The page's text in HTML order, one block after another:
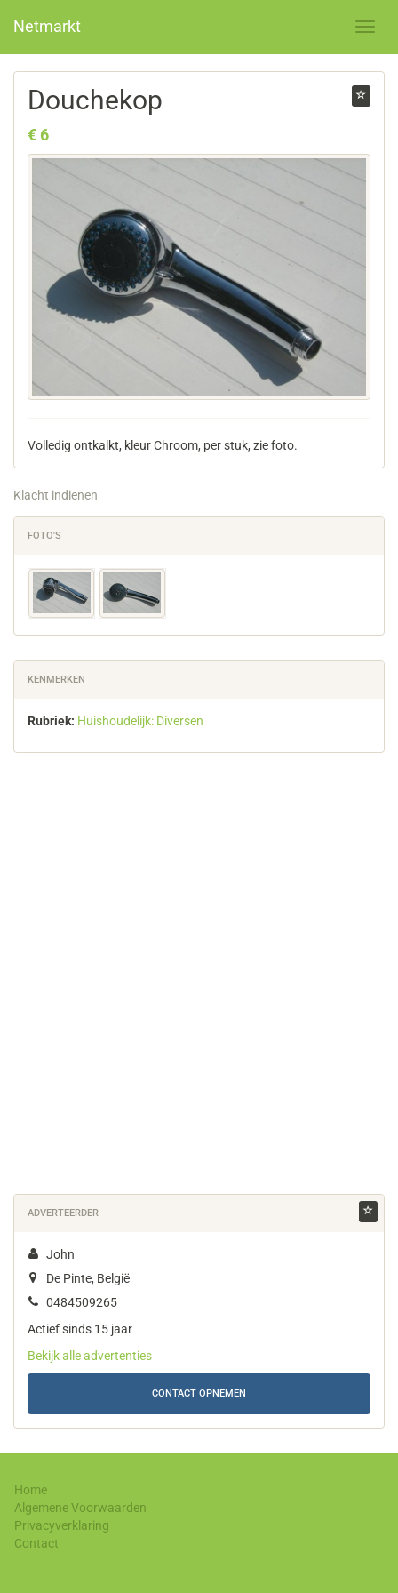
Netmarkt
Douchekop
€ 6
Volledig ontkalkt, kleur Chroom, per stuk, zie foto.
Klacht indienen
FOTO'S
KENMERKEN
Rubriek: Huishoudelijk: Diversen
ADVERTEERDER
John
De Pinte, België
0484509265
Actief sinds 15 jaar
Bekijk alle advertenties
CONTACT OPNEMEN
Home
Algemene Voorwaarden
Privacyverklaring
Contact